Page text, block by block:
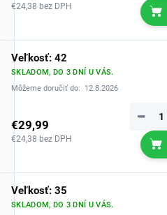
€24,38 bez DPH
Veľkosť: 42
SKLADOM, DO 3 DNÍ U VÁS.
Môžeme doručiť do:
12.8.2026
€29,99
€24,38 bez DPH
−
Veľkosť: 35
SKLADOM, DO 3 DNÍ U VÁS.